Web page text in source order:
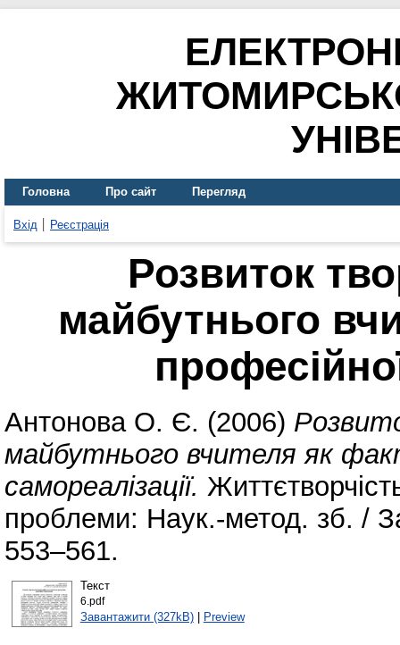
Головна Про сайт Перегляд
Вхід Реєстрація
Розвиток
майбутнього
Антонова О. Є. (2006)
майбутнього вчителя як
самореалізації.
проблеми: Наук.-метод. зб. /
553–561.
Текст
6.pdf
Завантажити (327kB)| Preview